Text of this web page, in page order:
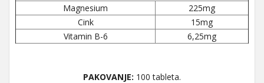
Magnesium
225mg
Cink
15mg
Vitamin B-6
6,25mg
PAKOVANJE: 100 tableta.